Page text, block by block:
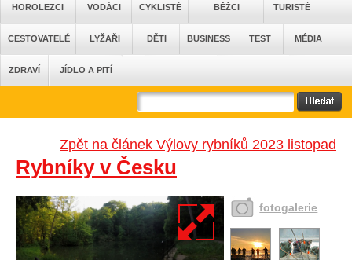
HOROLEZCI VODÁCI CYKLISTÉ BĚŽCI TURISTÉ
CESTOVATELÉ LYŽAŘI DĚTI BUSINESS TEST MÉDIA
ZDRAVÍ JÍDLO A PITÍ
Zpět na článek Výlovy rybníků 2023 listopad
Rybníky v Česku
fotogalerie